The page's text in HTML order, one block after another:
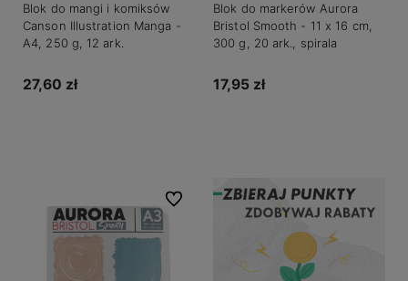
Blok do mangi i komiksów
Canson Illustration Manga -
A4, 250 g, 12 ark.
27,60 zł
Blok do markerów Aurora
Bristol Smooth - 11 x 16 cm,
300 g, 20 ark., spirala
17,95 zł
Do ulubionych